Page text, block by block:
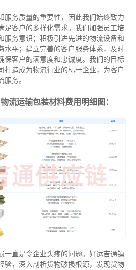
服务质量的重要性，因此我们始终致力
足客户的多样化需求。我们加强员工培
服务意识；积极引进先进的物流设备和
水平；建立完善的客户服务体系，及时
保客户的满意度和忠诚度。我们的目标
打造成为物流行业的标杆企业，为客户
务。
流运输包装材料费用明细图：
一直是令企业头疼的问题。好运吉通镇
验，深入剖析货物破损根源，发现货物